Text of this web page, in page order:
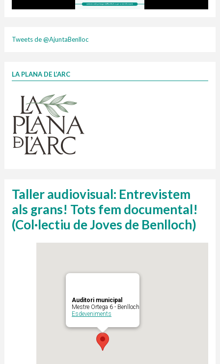
Infografia porta a porta
1 contenidors intel·ligents
Finançat per la Unió Europea – NextGenerationEU
Tweets de @AjuntaBenlloc
LA PLANA DE L’ARC
Taller audiovisual: Entrevistem
als grans! Tots fem documental!
(Col·lectiu de Joves de Benlloch)
Auditori municipal
Mestre Ortega 6 - Benlloch
Esdeveniments